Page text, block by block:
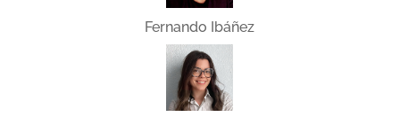
Fernando Ibáñez